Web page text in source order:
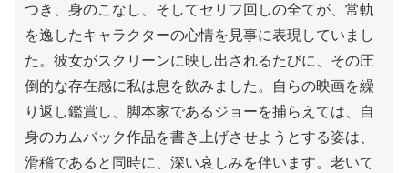
つき、身のこなし、そしてセリフ回しの全てが、常軌
を逸したキャラクターの心情を見事に表現していまし
た。彼女がスクリーンに映し出されるたびに、その圧
倒的な存在感に私は息を飲みました。自らの映画を繰
り返し鑑賞し、脚本家であるジョーを捕らえては、自
身のカムバック作品を書き上げさせようとする姿は、
滑稽であると同時に、深い哀しみを伴います。老いて